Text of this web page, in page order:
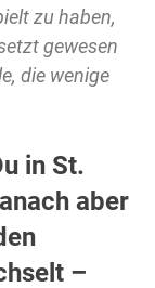
zu haben,
gewesen
die wenige
in St.
aber
–